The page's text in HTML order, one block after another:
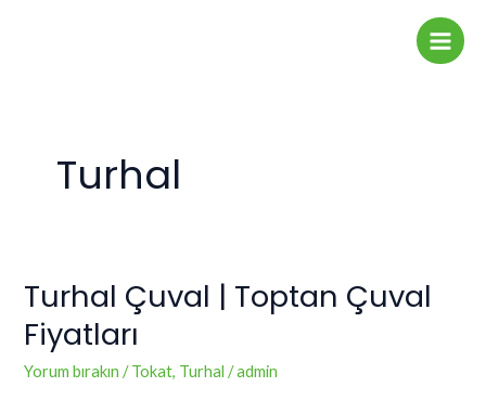
Main
Turhal
Turhal Çuval | Toptan Çuval
Fiyatları
Yorum bırakın /Tokat, Turhal /admin
Turhal
|
Toptan